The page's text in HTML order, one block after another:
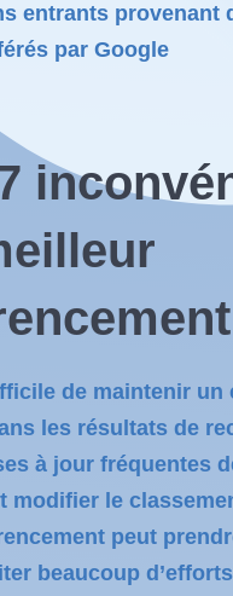
entrants provenant
par Google
de maintenir un
les résultats de
à jour fréquentes
modifier le
peut
beaucoup